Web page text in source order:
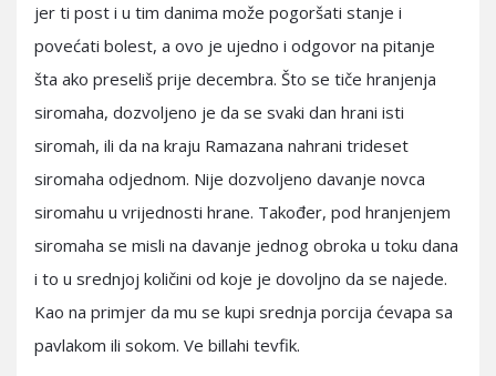
jer ti post i u tim danima može pogoršati stanje i
povećati bolest, a ovo je ujedno i odgovor na pitanje
šta ako preseliš prije decembra. Što se tiče hranjenja
siromaha, dozvoljeno je da se svaki dan hrani isti
siromah, ili da na kraju Ramazana nahrani trideset
siromaha odjednom. Nije dozvoljeno davanje novca
siromahu u vrijednosti hrane. Također, pod hranjenjem
siromaha se misli na davanje jednog obroka u toku dana
i to u srednjoj količini od koje je dovoljno da se najede.
Kao na primjer da mu se kupi srednja porcija ćevapa sa
pavlakom ili sokom. Ve billahi tevfik.